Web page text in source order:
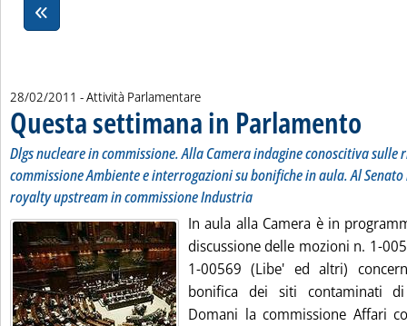
28/02/2011 - Attività Parlamentare
Questa settimana in Parlamento
Dlgs nucleare in commissione. Alla Camera indagine conoscitiva
commissione Ambiente e interrogazioni su bonifiche in aula. Al
royalty upstream in commissione Industria
In aula alla Camera è in
discussione delle mozioni n. 1-
1-00569 (Libe' ed altri)
bonifica dei siti contaminati di
Domani la commissione Affari